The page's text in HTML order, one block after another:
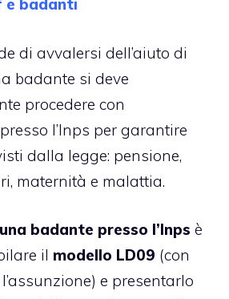
e badanti
di avvalersi dell’aiuto di
badante si deve
procedere con
l’Inps per garantire
dalla legge: pensione,
maternità e malattia.
badante presso l’Inps è
il modello LD09 (con
e presentarlo